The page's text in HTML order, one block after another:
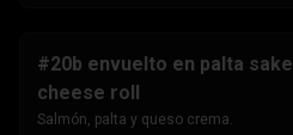
#20b envuelto en palta sake
cheese roll
Salmón, palta y queso crema.